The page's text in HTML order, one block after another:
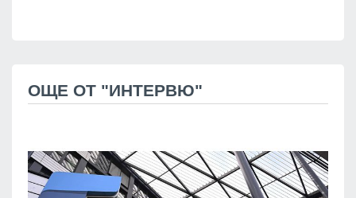
ОЩЕ ОТ "ИНТЕРВЮ"